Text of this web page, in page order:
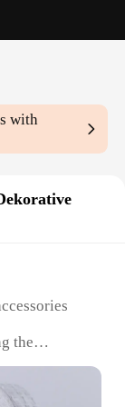
with
the
to fit